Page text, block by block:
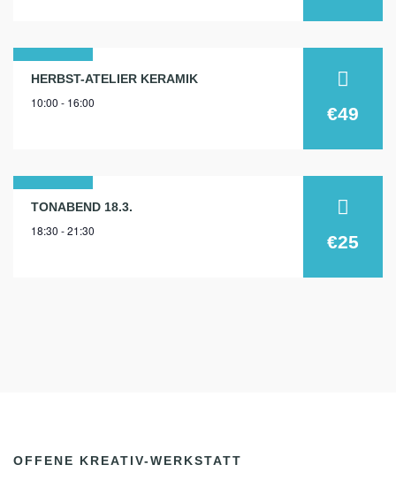
09
okt.
HERBST-ATELIER KERAMIK
10:00 - 16:00
€49
18
märz
TONABEND 18.3.
18:30 - 21:30
€25
OFFENE KREATIV-WERKSTATT